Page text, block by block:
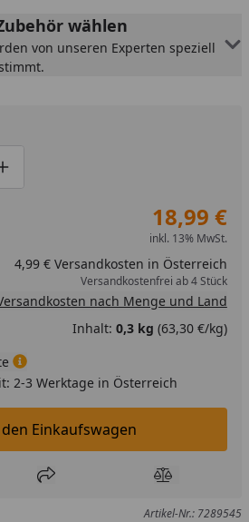
wählen
von unseren Experten speziell
eins verringern
manuell eingeben
Produktmenge um eins erhöhen
18,99 €
inkl. 13% MwSt.
4,99 € Versandkosten in Österreich
Versandkostenfrei ab 4 Stück
nach Menge und Land
Inhalt: 0,3 kg (63,30 €/kg)
2-3 Werktage in Österreich
In den Einkaufswagen legen
Einkaufswagen
Wunschliste hinzufügen
Teilen Produkt
Artikel-Nr.: 7289545